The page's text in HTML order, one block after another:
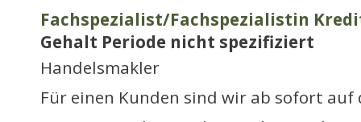
Fachspezialist/Fachspezialistin
Gehalt Periode nicht spezifiziert
Handelsmakler
Für einen Kunden sind wir ab sofort auf